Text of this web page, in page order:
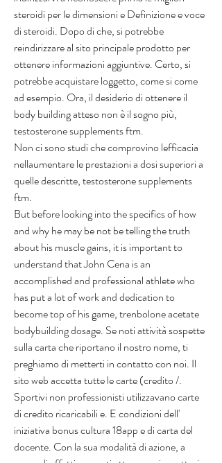
steroidi per le dimensioni e Definizione e voce
di steroidi. Dopo di che, si potrebbe
reindirizzare al sito principale prodotto per
ottenere informazioni aggiuntive. Certo, si
potrebbe acquistare loggetto, come si come
ad esempio. Ora, il desiderio di ottenere il
body building atteso non è il sogno più,
testosterone supplements ftm.
Non ci sono studi che comprovino lefficacia
nellaumentare le prestazioni a dosi superiori a
quelle descritte, testosterone supplements
ftm.
But before looking into the specifics of how
and why he may be not be telling the truth
about his muscle gains, it is important to
understand that John Cena is an
accomplished and professional athlete who
has put a lot of work and dedication to
become top of his game, trenbolone acetate
bodybuilding dosage. Se noti attività sospette
sulla carta che riportano il nostro nome, ti
preghiamo di metterti in contatto con noi. Il
sito web accetta tutte le carte (credito /.
Sportivi non professionisti utilizzavano carte
di credito ricaricabili e. E condizioni dell'
iniziativa bonus cultura 18app e di carta del
docente. Con la sua modalità di azione, a